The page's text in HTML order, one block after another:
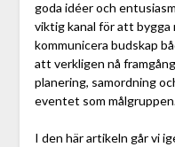
goda idéer och
viktig kanal för att bygga
kommunicera budskap
att verkligen nå
planering, samordning
eventet som
I den här artikeln går vi